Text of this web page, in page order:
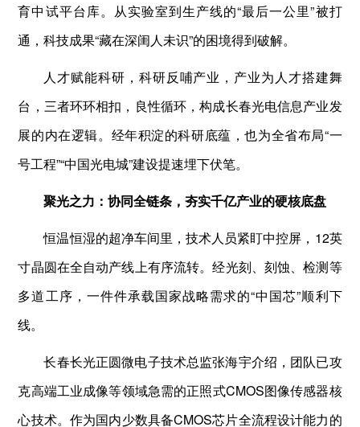
育中试平台库。从实验室到生产线的“最后一公里”被打
通，科技成果“藏在深闺人未识”的困境得到破解。
人才赋能科研，科研反哺产业，产业为人才搭建舞
台，三者环环相扣，良性循环，构成长春光电信息产业发
展的内在逻辑。经年积淀的科研底蕴，也为全省布局“一
号工程”“中国光电城”建设提速埋下伏笔。
聚光之力：协同全链条，夯实千亿产业的硬核底盘
恒温恒湿的超净车间里，技术人员紧盯中控屏，12英
寸晶圆在全自动产线上有序流转。经光刻、刻蚀、检测等
多道工序，一件件承载国家战略需求的“中国芯”顺利下
线。
长春长光正圆微电子技术总监张海宇介绍，团队已攻
克高端工业成像等领域急需的正照式CMOS图像传感器核
心技术。作为国内少数具备CMOS芯片全流程设计能力的